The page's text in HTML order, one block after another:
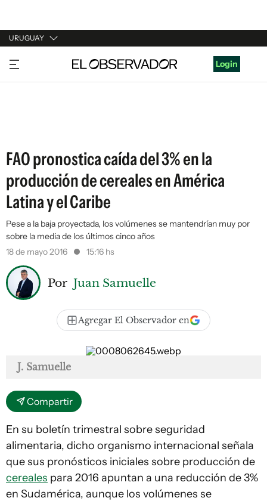
URUGUAY
URUGUAY
ARGENTINA
Login
FAO pronostica caída del 3% en la
producción de cereales en América
Latina y el Caribe
Pese a la baja proyectada, los volúmenes se mantendrían muy por
sobre la media de los últimos cinco años
18 de mayo 2016
15:16 hs
Por Juan Samuelle
Agregar El Observador en
J. Samuelle
Compartir
En su boletín trimestral sobre seguridad
alimentaria, dicho organismo internacional señala
que sus pronósticos iniciales sobre producción de
cereales para 2016 apuntan a una reducción de 3%
en Sudamérica, aunque los volúmenes se